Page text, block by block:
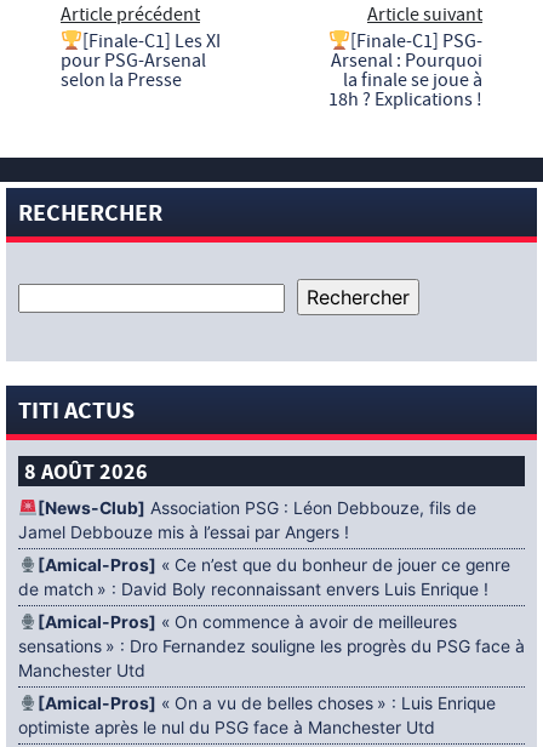
Article précédent
[Finale-C1] Les XI
pour PSG-Arsenal
selon la Presse
Article suivant
[Finale-C1] PSG-
Arsenal : Pourquoi
la finale se joue à
18h ? Explications !
RECHERCHER
TITI ACTUS
8 AOÛT 2026
[News-Club] Association PSG : Léon Debbouze, fils de
Jamel Debbouze mis à l’essai par Angers !
[Amical-Pros] « Ce n’est que du bonheur de jouer ce genre
de match » : David Boly reconnaissant envers Luis Enrique !
[Amical-Pros] « On commence à avoir de meilleures
sensations » : Dro Fernandez souligne les progrès du PSG face à
Manchester Utd
[Amical-Pros] « On a vu de belles choses » : Luis Enrique
optimiste après le nul du PSG face à Manchester Utd